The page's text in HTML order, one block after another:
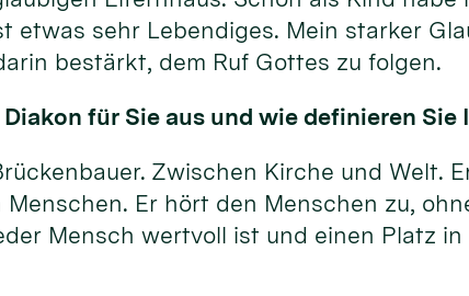
etwas sehr Lebendiges. Mein starker
bestärkt, dem Ruf Gottes zu folgen.
für Sie aus und wie definieren Sie
Zwischen Kirche und Welt.
Er hört den Menschen zu,
Mensch wertvoll ist und einen Platz